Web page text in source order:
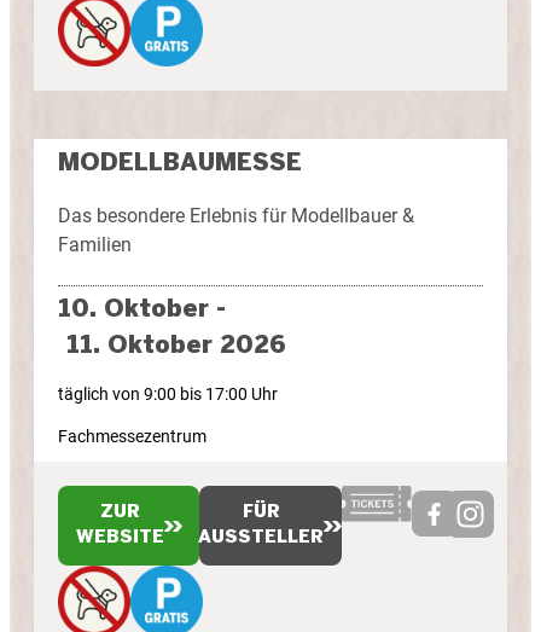
MODELLBAUMESSE
Das besondere Erlebnis für Modellbauer &
Familien
10. Oktober -
11. Oktober 2026
täglich von 9:00 bis 17:00 Uhr
Fachmessezentrum
ZUR
WEBSITE
FÜR
AUSSTELLER